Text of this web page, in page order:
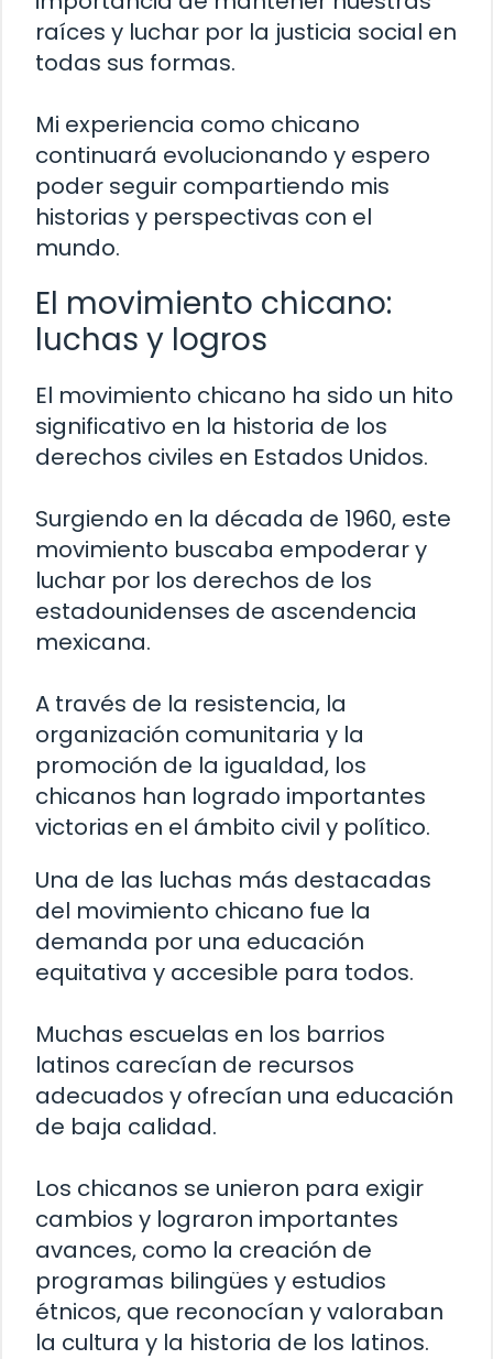
raíces y luchar por la justicia social en
todas sus formas.
Mi experiencia como chicano
continuará evolucionando y espero
poder seguir compartiendo mis
historias y perspectivas con el
mundo.
El movimiento chicano:
luchas y logros
El movimiento chicano ha sido un hito
significativo en la historia de los
derechos civiles en Estados Unidos.
Surgiendo en la década de 1960, este
movimiento buscaba empoderar y
luchar por los derechos de los
estadounidenses de ascendencia
mexicana.
A través de la resistencia, la
organización comunitaria y la
promoción de la igualdad, los
chicanos han logrado importantes
victorias en el ámbito civil y político.
Una de las luchas más destacadas
del movimiento chicano fue la
demanda por una educación
equitativa y accesible para todos.
Muchas escuelas en los barrios
latinos carecían de recursos
adecuados y ofrecían una educación
de baja calidad.
Los chicanos se unieron para exigir
cambios y lograron importantes
avances, como la creación de
programas bilingües y estudios
étnicos, que reconocían y valoraban
la cultura y la historia de los latinos.